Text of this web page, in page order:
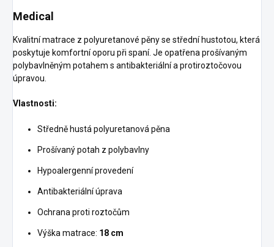
Medical
Kvalitní matrace z polyuretanové pěny se střední hustotou, která
poskytuje komfortní oporu při spaní. Je opatřena prošívaným
polybavlněným potahem s antibakteriální a protiroztočovou
úpravou.
Vlastnosti:
Středně hustá polyuretanová pěna
Prošívaný potah z polybavlny
Hypoalergenní provedení
Antibakteriální úprava
Ochrana proti roztočům
Výška matrace: 18 cm